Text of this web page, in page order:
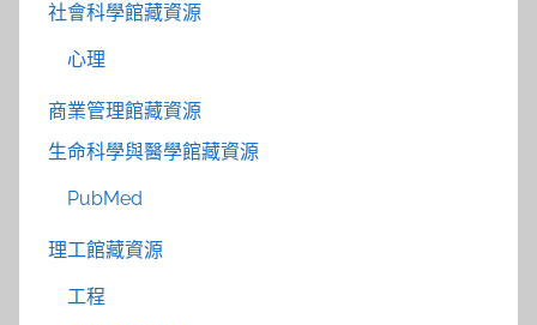
社會科學館藏資源
心理
商業管理館藏資源
生命科學與醫學館藏資源
PubMed
理工館藏資源
工程